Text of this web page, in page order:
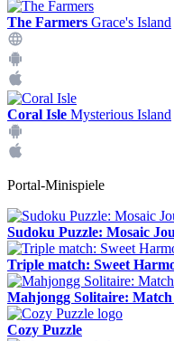
The Farmers Grace's Island
Coral Isle Mysterious Island
Portal-Minispiele
Sudoku Puzzle: Mosaic
Triple match: Sweet
Mahjongg Solitaire: Match
Cozy Puzzle